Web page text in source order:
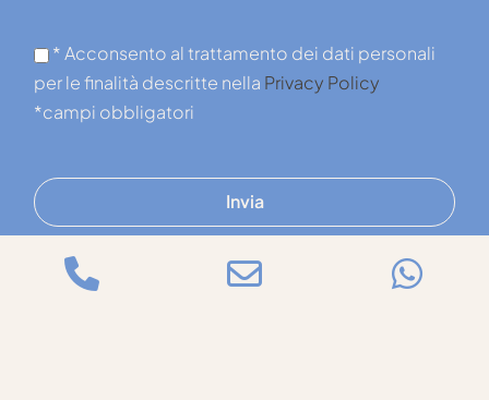
* Acconsento al trattamento dei dati personali
per le finalità descritte nella Privacy Policy
*campi obbligatori
Invia